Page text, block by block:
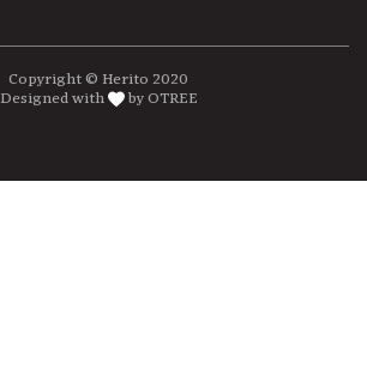
Copyright © Herito 2020
Designed with
by OTREE